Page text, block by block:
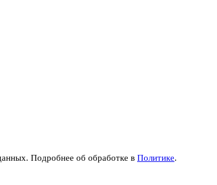
Подробнее об обработке в Политике.